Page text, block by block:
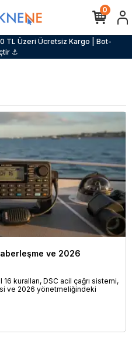
TL Üzeri Ücretsiz Kargo | Bot-
⚓
0
ve 2026
kuralları, DSC acil çağrı sistemi,
ve 2026 yönetmeliğindeki